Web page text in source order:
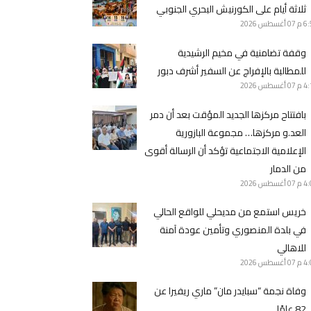
ثلاثة أيام على الكورنيش البحري الجنوبي
م 07 أغسطس 2026
وقفة تضامنية في مخيم الرشيدية
للمطالبة بالإفراج عن السفير أشرف دبور
م 07 أغسطس 2026
بافتتاح مركزها الجديد المؤقت بعد أن دمر
العد.و مركزها… مجموعة البازورية
الإعلامية الاجتماعية تؤكد أن الرسالة أقوى
من الدمار
م 07 أغسطس 2026
خريس استمع من مديحلي للواقع الحالي
في بلدة المنصوري وتأمين عودة آمنة
للاهالي
م 07 أغسطس 2026
وفاة نجمة “سبايدر مان” ماري ريفيرا عن